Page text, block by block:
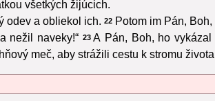
všetkých žijúcich.
odev a obliekol ich. 22 Potom im Pán,
nežil naveky!“ 23 A Pán, Boh, ho
meč, aby strážili cestu k stromu